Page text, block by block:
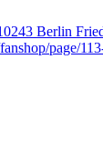
Berlin
page/